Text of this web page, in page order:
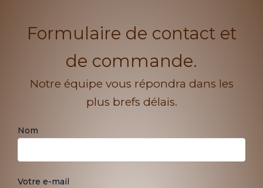
Formulaire de contact et
de commande.
Notre équipe vous répondra dans les
plus brefs délais.
Nom
Votre e-mail